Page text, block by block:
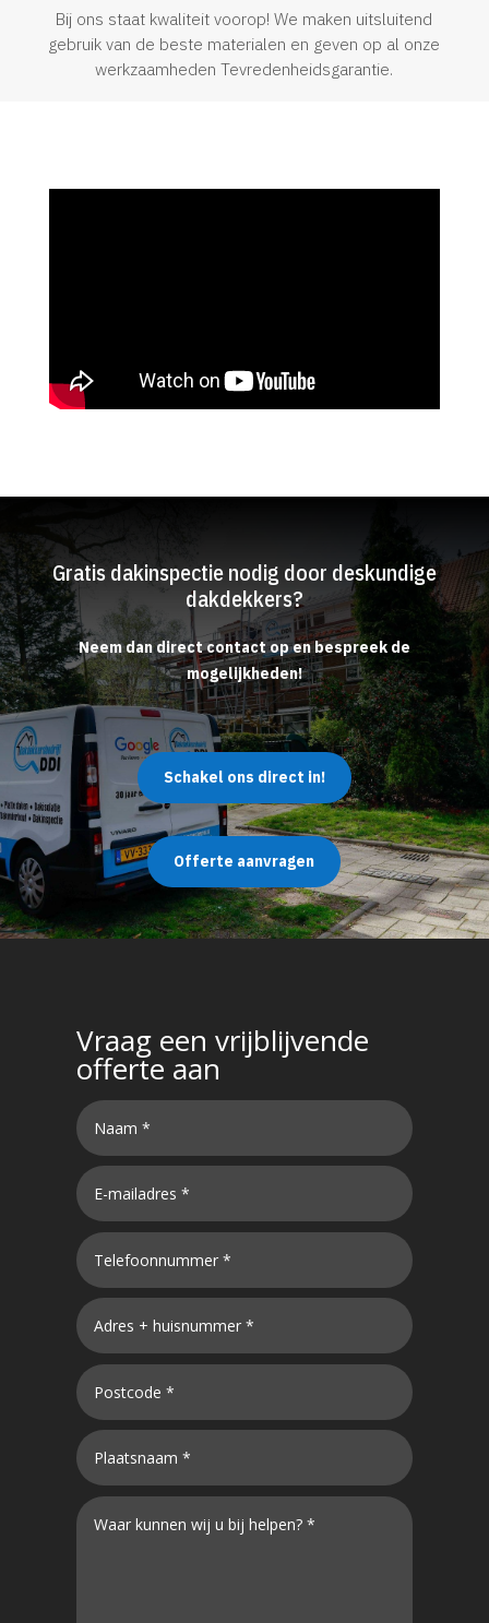
Bij ons staat kwaliteit voorop! We maken uitsluitend
gebruik van de beste materialen en geven op al onze
werkzaamheden Tevredenheidsgarantie.
Gratis dakinspectie nodig door deskundige
dakdekkers?
Neem dan direct contact op en bespreek de
mogelijkheden!
Schakel ons direct in!
Offerte aanvragen
Vraag een vrijblijvende
offerte aan